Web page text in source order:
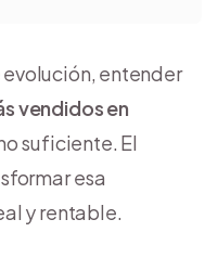
evolución, entender
vendidos en
suficiente. El
esa
y rentable.